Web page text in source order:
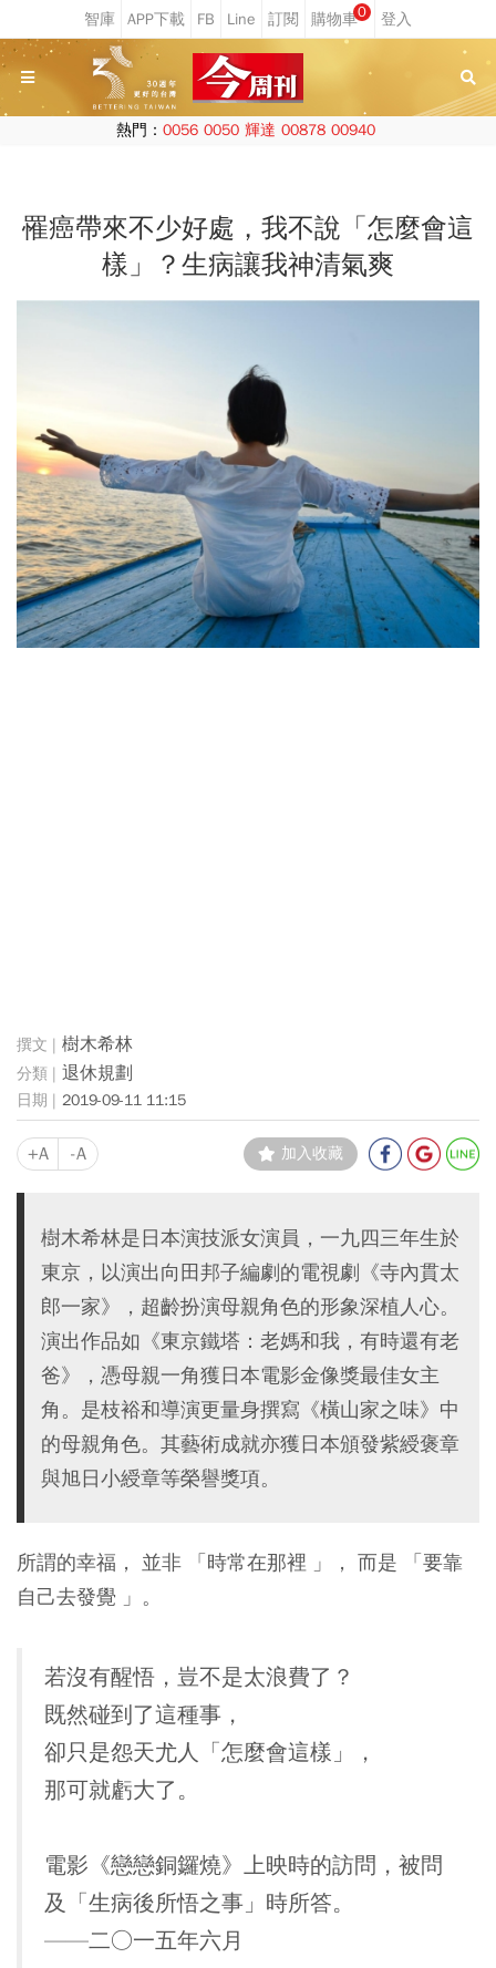
0
熱門： 0056 0050 輝達 00878 00940
罹癌帶來不少好處，我不說「怎麼會這
樣」？生病讓我神清氣爽
樹木希林
退休規劃
2019-09-11 11:15
+A -A 加入收藏
樹木希林是日本演技派女演員，一九四三年生於
東京，以演出向田邦子編劇的電視劇《寺內貫太
郎一家》，超齡扮演母親角色的形象深植人心。
演出作品如《東京鐵塔：老媽和我，有時還有老
爸》，憑母親一角獲日本電影金像獎最佳女主
角。是枝裕和導演更量身撰寫《橫山家之味》中
的母親角色。其藝術成就亦獲日本頒發紫綬褒章
與旭日小綬章等榮譽獎項。
所謂的幸福， 並非 「時常在那裡 」， 而是 「要靠
自己去發覺 」。
若沒有醒悟，豈不是太浪費了？
既然碰到了這種事，
卻只是怨天尤人「怎麼會這樣」，
那可就虧大了。
電影《戀戀銅鑼燒》上映時的訪問，被問
及「生病後所悟之事」時所答。
——二○一五年六月